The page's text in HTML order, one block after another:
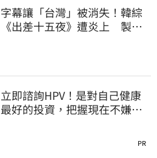
字幕讓「台灣」被消失！韓綜
《出差十五夜》遭炎上 製作
立即諮詢HPV！是對自己健康
最好的投資，把握現在不嫌
PR